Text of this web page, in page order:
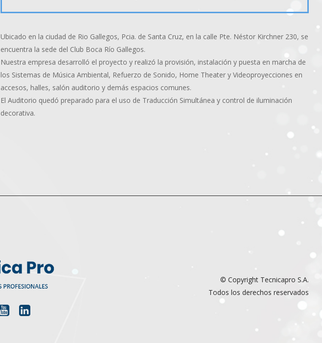
Ubicado en la ciudad de Rio Gallegos, Pcia. de Santa Cruz, en la calle Pte. Néstor Kirchner 230, se
encuentra la sede del Club Boca Río Gallegos.
Nuestra empresa desarrolló el proyecto y realizó la provisión, instalación y puesta en marcha de
los Sistemas de Música Ambiental, Refuerzo de Sonido, Home Theater y Videoproyecciones en
accesos, halles, salón auditorio y demás espacios comunes.
El Auditorio quedó preparado para el uso de Traducción Simultánea y control de iluminación
decorativa.
© Copyright Tecnicapro S.A.
Todos los derechos reservados